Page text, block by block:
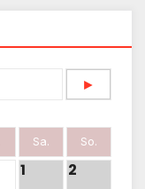
►
Sa. So.
1 2